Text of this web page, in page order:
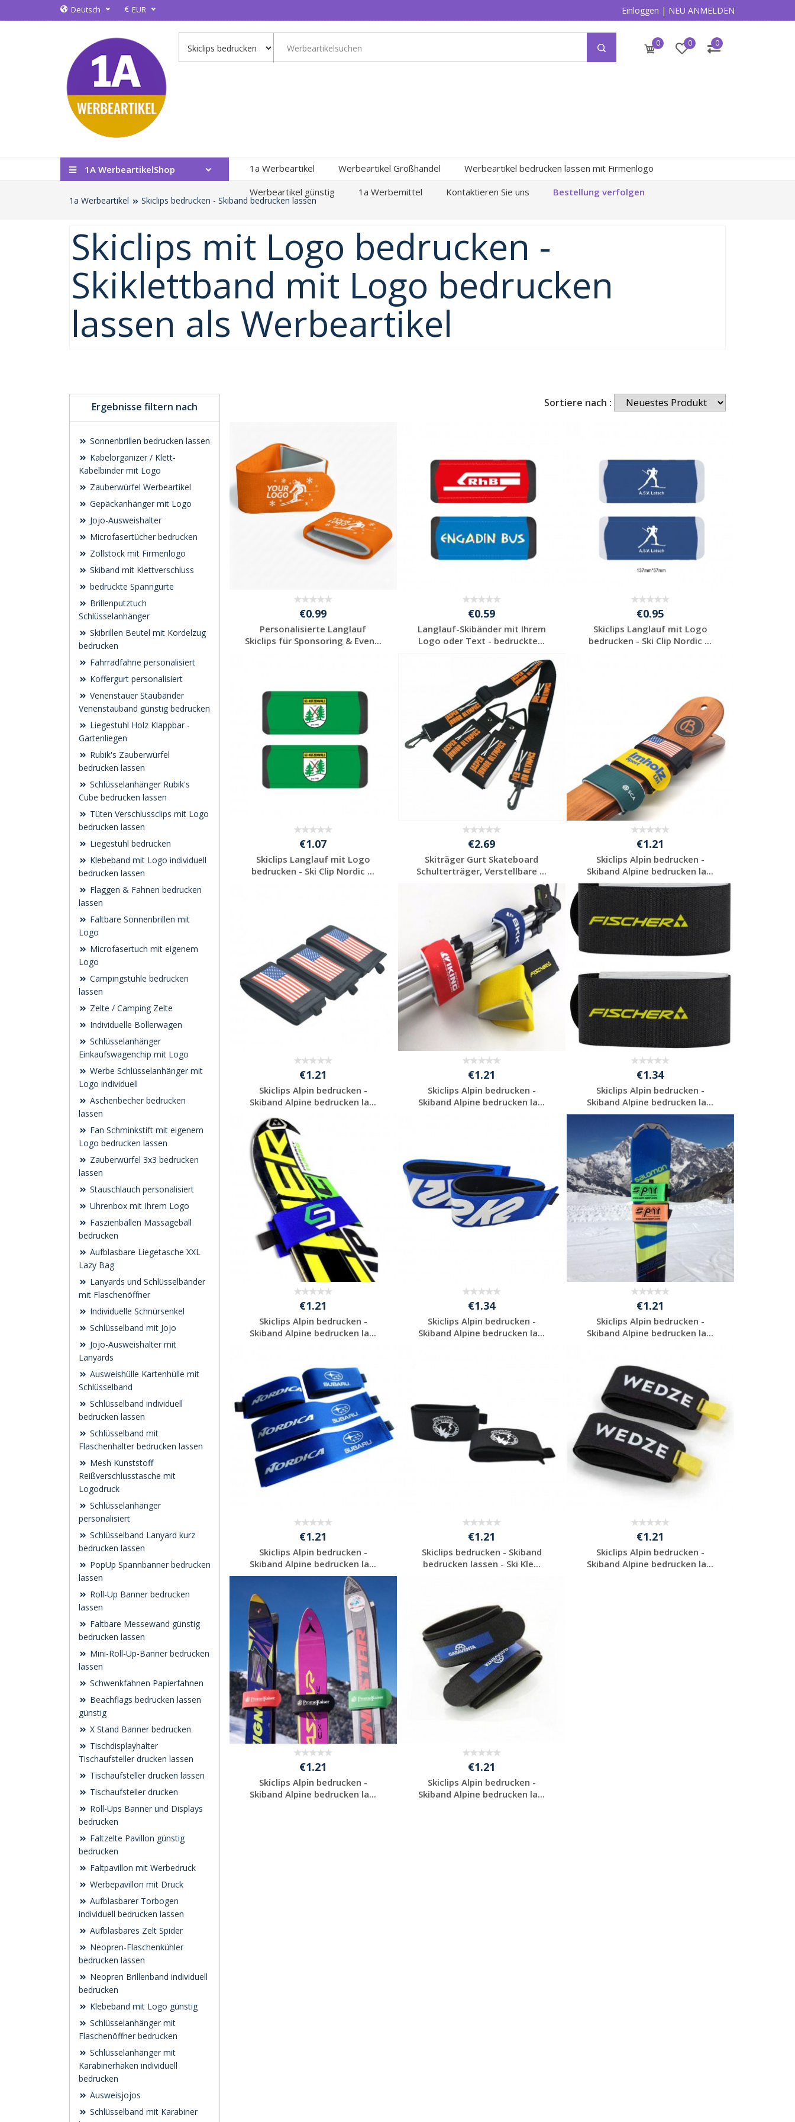
Deutsch € EUR Einloggen | NEU ANMELDEN
0 0 0
1A WerbeartikelShop 1a Werbeartikel Werbeartikel Großhandel
Werbeartikel bedrucken lassen mit Firmenlogo
Werbeartikel günstig
1a Werbemittel Kontaktieren Sie uns Bestellung verfolgen
1a Werbeartikel Skiclips bedrucken - Skiband bedrucken lassen
Skiclips mit Logo bedrucken -
Skiklettband mit Logo bedrucken
lassen als Werbeartikel
Ergebnisse filtern nach
Sonnenbrillen bedrucken lassen
Kabelorganizer / Klett-
Kabelbinder mit Logo
Zauberwürfel Werbeartikel
Gepäckanhänger mit Logo
Jojo-Ausweishalter
Microfasertücher bedrucken
Zollstock mit Firmenlogo
Skiband mit Klettverschluss
bedruckte Spanngurte
Brillenputztuch
Schlüsselanhänger
Skibrillen Beutel mit Kordelzug
bedrucken
Fahrradfahne personalisiert
Koffergurt personalisiert
Venenstauer Staubänder
Venenstauband günstig bedrucken
Liegestuhl Holz Klappbar -
Gartenliegen
Rubik's Zauberwürfel
bedrucken lassen
Schlüsselanhänger Rubik's
Cube bedrucken lassen
Tüten Verschlussclips mit Logo
bedrucken lassen
Liegestuhl bedrucken
Klebeband mit Logo individuell
bedrucken lassen
Flaggen & Fahnen bedrucken
lassen
Faltbare Sonnenbrillen mit
Logo
Microfasertuch mit eigenem
Logo
Campingstühle bedrucken
lassen
Zelte / Camping Zelte
Individuelle Bollerwagen
Schlüsselanhänger
Einkaufswagenchip mit Logo
Werbe Schlüsselanhänger mit
Logo individuell
Aschenbecher bedrucken
lassen
Fan Schminkstift mit eigenem
Logo bedrucken lassen
Zauberwürfel 3x3 bedrucken
lassen
Stauschlauch personalisiert
Uhrenbox mit Ihrem Logo
Faszienbällen Massageball
bedrucken
Aufblasbare Liegetasche XXL
Lazy Bag
Lanyards und Schlüsselbänder
mit Flaschenöffner
Individuelle Schnürsenkel
Schlüsselband mit Jojo
Jojo-Ausweishalter mit
Lanyards
Ausweishülle Kartenhülle mit
Schlüsselband
Schlüsselband individuell
bedrucken lassen
Schlüsselband mit
Flaschenhalter bedrucken lassen
Mesh Kunststoff
Reißverschlusstasche mit
Logodruck
Schlüsselanhänger
personalisiert
Schlüsselband Lanyard kurz
bedrucken lassen
PopUp Spannbanner bedrucken
lassen
Roll-Up Banner bedrucken
lassen
Faltbare Messewand günstig
bedrucken lassen
Mini-Roll-Up-Banner bedrucken
lassen
Schwenk­fahnen Papierfahnen
Beachflags bedrucken lassen
günstig
X Stand Banner bedrucken
Tischdisplayhalter
Tischaufsteller drucken lassen
Tischaufsteller drucken lassen
Tischaufsteller drucken
Roll-Ups Banner und Displays
bedrucken
Faltzelte Pavillon günstig
bedrucken
Faltpavillon mit Werbedruck
Werbepavillon mit Druck
Aufblasbarer Torbogen
individuell bedrucken lassen
Aufblasbares Zelt Spider
Neopren-Flaschenkühler
bedrucken lassen
Neopren Brillenband individuell
bedrucken
Klebeband mit Logo günstig
Schlüsselanhänger mit
Flaschenöffner bedrucken
Schlüsselanhänger mit
Karabinerhaken individuell
bedrucken
Ausweisjojos
Schlüsselband mit Karabiner
Sortiere nach :
€0.99
Personalisierte Langlauf
Skiclips für Sponsoring & Even...
€0.59
Langlauf-Skibänder mit Ihrem
Logo oder Text - bedruckte...
€0.95
Skiclips Langlauf mit Logo
bedrucken - Ski Clip Nordic ...
€1.07
Skiclips Langlauf mit Logo
bedrucken - Ski Clip Nordic ...
€2.69
Skiträger Gurt Skateboard
Schulterträger, Verstellbare ...
anfordern
€1.21
Skiclips Alpin bedrucken -
Skiband Alpine bedrucken la...
Jetzt Angebot
anfordern
€1.21
Skiclips Alpin bedrucken -
Skiband Alpine bedrucken la...
Jetzt Angebot
anfordern
€1.21
Skiclips Alpin bedrucken -
Skiband Alpine bedrucken la...
€1.34
Skiclips Alpin bedrucken -
Skiband Alpine bedrucken la...
Jetzt Angebot
anfordern
€1.21
Skiclips Alpin bedrucken -
Skiband Alpine bedrucken la...
anfordern
€1.34
Skiclips Alpin bedrucken -
Skiband Alpine bedrucken la...
€1.21
Skiclips Alpin bedrucken -
Skiband Alpine bedrucken la...
anfordern
€1.21
Skiclips Alpin bedrucken -
Skiband Alpine bedrucken la...
€1.21
Skiclips bedrucken - Skiband
bedrucken lassen - Ski Kle...
€1.21
Skiclips Alpin bedrucken -
Skiband Alpine bedrucken la...
€1.21
Skiclips Alpin bedrucken -
Skiband Alpine bedrucken la...
€1.21
Skiclips Alpin bedrucken -
Skiband Alpine bedrucken la...